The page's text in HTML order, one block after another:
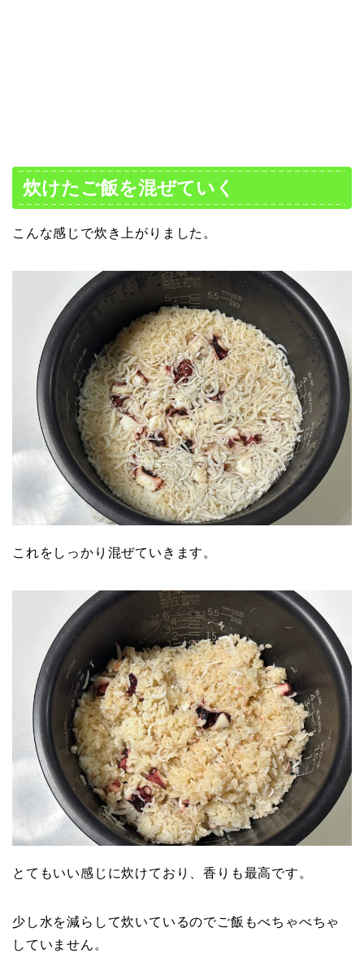
炊けたご飯を混ぜていく
こんな感じで炊き上がりました。
これをしっかり混ぜていきます。
とてもいい感じに炊けており、香りも最高です。
少し水を減らして炊いているのでご飯もべちゃべちゃ
していません。